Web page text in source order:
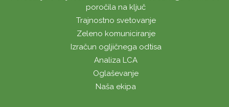
poročila na ključ
Trajnostno svetovanje
Zeleno komuniciranje
Izračun ogljičnega odtisa
Analiza LCA
Oglaševanje
Naša ekipa